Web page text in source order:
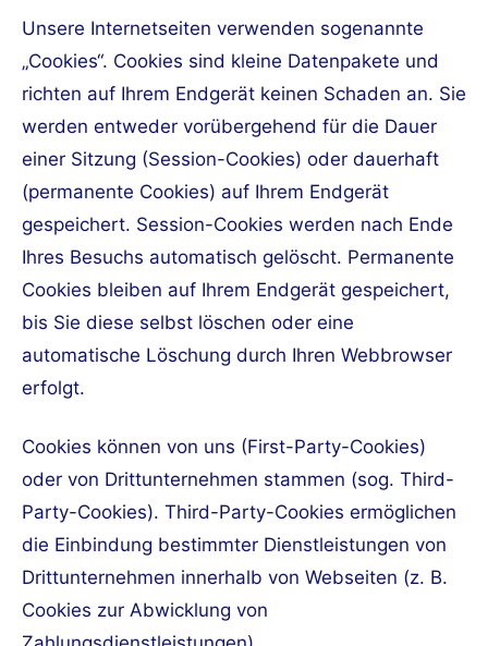
Unsere Internetseiten verwenden sogenannte
„Cookies“. Cookies sind kleine Datenpakete und
richten auf Ihrem Endgerät keinen Schaden an. Sie
werden entweder vorübergehend für die Dauer
einer Sitzung (Session-Cookies) oder dauerhaft
(permanente Cookies) auf Ihrem Endgerät
gespeichert. Session-Cookies werden nach Ende
Ihres Besuchs automatisch gelöscht. Permanente
Cookies bleiben auf Ihrem Endgerät gespeichert,
bis Sie diese selbst löschen oder eine
automatische Löschung durch Ihren Webbrowser
erfolgt.
Cookies können von uns (First-Party-Cookies)
oder von Drittunternehmen stammen (sog. Third-
Party-Cookies). Third-Party-Cookies ermöglichen
die Einbindung bestimmter Dienstleistungen von
Drittunternehmen innerhalb von Webseiten (z. B.
Cookies zur Abwicklung von